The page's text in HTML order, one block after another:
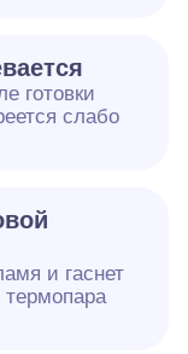
готовки
слабо
и гаснет